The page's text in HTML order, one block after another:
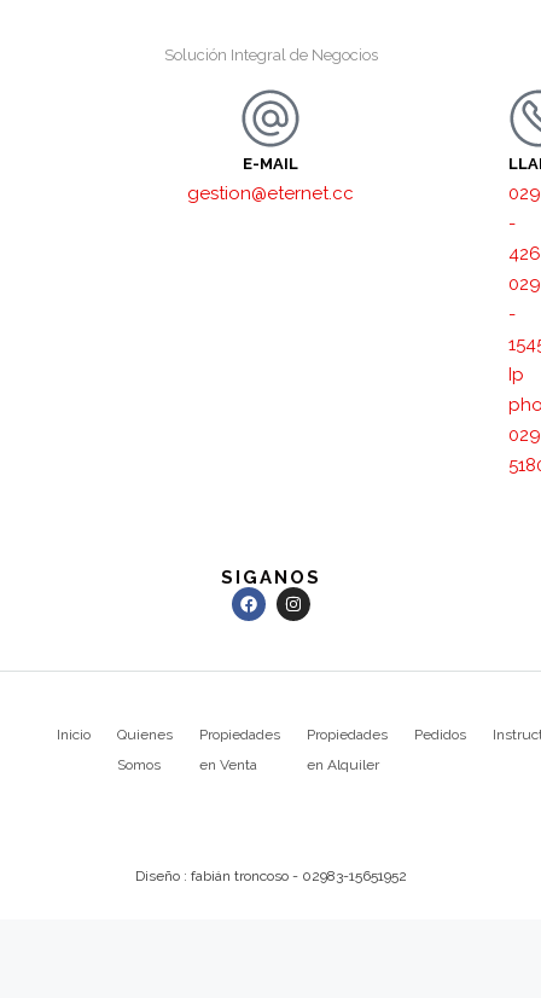
Solución Integral de Negocios
E-MAIL
gestion@eternet.cc
-
-
Ip
SIGANOS
Inicio
Quienes
Somos
Propiedades
en Venta
Propiedades
en Alquiler
Pedidos
Diseño : fabián troncoso - 02983-15651952